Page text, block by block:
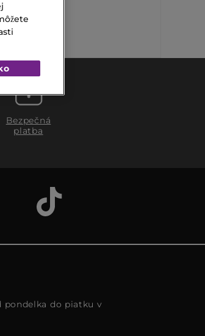
L
Bezpečná
platba
pondelka do piatku v